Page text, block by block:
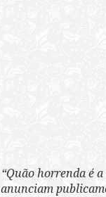
“Quão horrenda é
anunciam